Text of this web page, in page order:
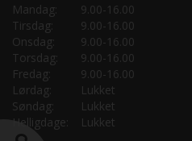
Mandag:
9.00-16.00
Tirsdag:
9.00-16.00
Onsdag:
9.00-16.00
Torsdag:
9.00-16.00
Fredag:
9.00-16.00
Lørdag:
Lukket
Søndag:
Lukket
Helligdage:
Lukket